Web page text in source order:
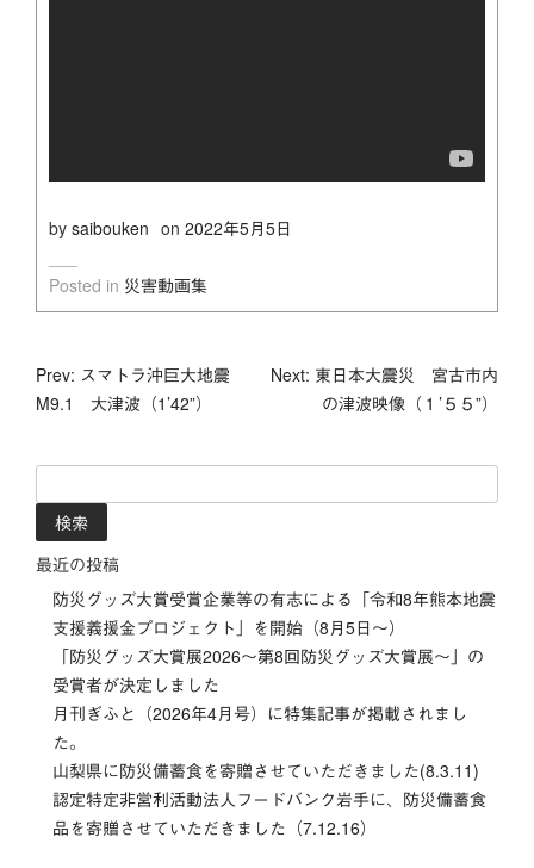
by saibouken on 2022年5月5日
Posted in 災害動画集
投
ナ
ビ
ゲ
ー
シ
ョ
ン
Prev: スマトラ沖巨大地震
M9.1 大津波（1’42”）
Next: 東日本大震災 宮古市内
の津波映像（１’５５”）
索:
最近の投稿
防災グッズ大賞受賞企業等の有志による「令和8年熊本地震
支援義援金プロジェクト」を開始（8月5日～）
「防災グッズ⼤賞展2026〜第8回防災グッズ⼤賞展〜」の
受賞者が決定しました
月刊ぎふと（2026年4月号）に特集記事が掲載されまし
た。
山梨県に防災備蓄食を寄贈させていただきました(8.3.11)
認定特定非営利活動法人フードバンク岩手に、防災備蓄食
品を寄贈させていただきました（7.12.16）